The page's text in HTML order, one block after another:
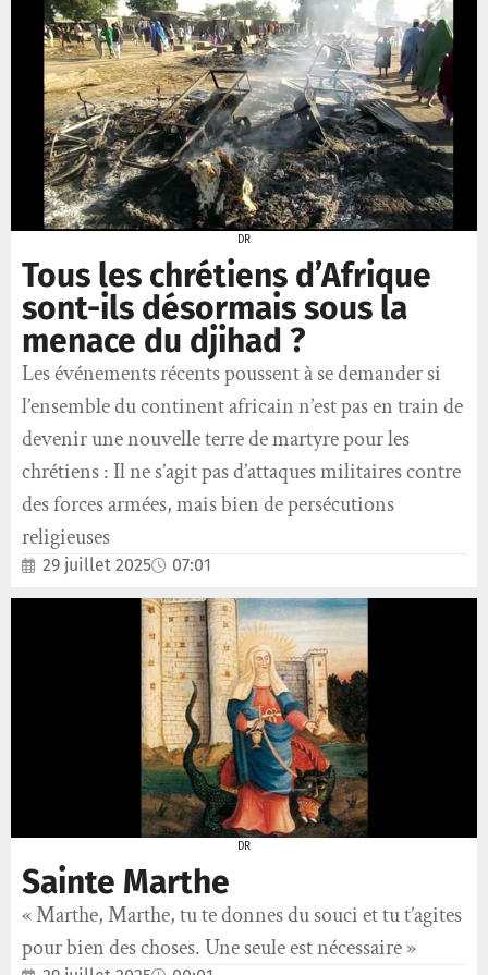
DR
Tous les chrétiens d’Afrique
sont-ils désormais sous la
menace du djihad ?
Les événements récents poussent à se demander si
l’ensemble du continent africain n’est pas en train de
devenir une nouvelle terre de martyre pour les
chrétiens : Il ne s’agit pas d’attaques militaires contre
des forces armées, mais bien de persécutions
religieuses
29 juillet 2025 07:01
DR
Sainte Marthe
« Marthe, Marthe, tu te donnes du souci et tu t’agites
pour bien des choses. Une seule est nécessaire »